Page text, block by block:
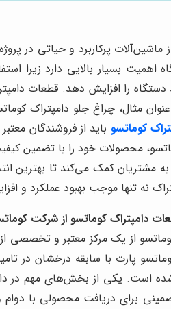
ماشین‌آلات پرکاربرد و حیاتی
اهمیت بسیار بالایی دارد زیرا
دستگاه را افزایش دهد. قطعات
مثال، چراغ جلو دامپتراک
کوماتسو باید از فروشندگان
محصولات خود را با
کمک می‌کند تا بهترین
نه تنها موجب بهبود عملکرد و
دامپتراک کوماتسو از شرکت
از یک مرکز معتبر و تخصصی از
پارت با سابقه درخشان در
یکی از بخش‌های مهم در
برای دریافت محصولی با